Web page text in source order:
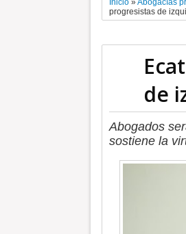
Inicio»Abogacías
progresistas de
de
Abogados
sostiene la